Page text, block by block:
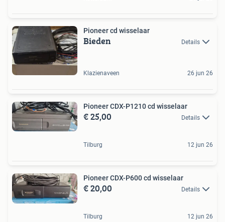
Pioneer cd wisselaar
Bieden Details
Klazienaveen 26 jun 26
Pioneer CDX-P1210 cd wisselaar
€ 25,00 Details
Tilburg 12 jun 26
Pioneer CDX-P600 cd wisselaar
€ 20,00 Details
Tilburg 12 jun 26